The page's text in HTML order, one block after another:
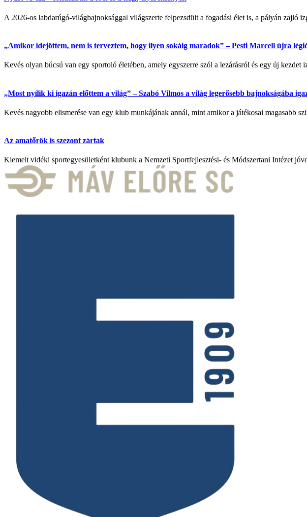
A 2026-os labdarúgó-világbajnoksággal világszerte felpezsdült a fogadási élet is, a pályán
„Amikor idejöttem, nem is terveztem, hogy ilyen sokáig maradok” – Pesti Marcell újra
Kevés olyan búcsú van egy sportoló életében, amely egyszerre szól a lezárásról és egy új
„Most nyílik ki igazán előttem a világ” – Szabó Vilmos a világ legerősebb bajnokságába
Kevés nagyobb elismerése van egy klub munkájának annál, mint amikor a játékosai magasabb
Az amatőrök is szezont zártak
Kiemelt vidéki sportegyesületként klubunk a Nemzeti Sportfejlesztési- és Módszertani Intézet